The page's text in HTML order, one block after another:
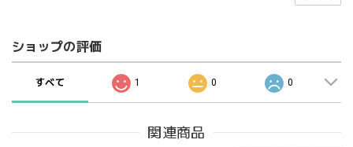
ショップの評価
すべて 1 0 0
関連商品